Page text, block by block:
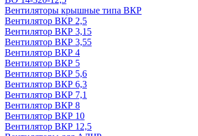
Вентиляторы крышные типа ВКР
Вентилятор ВКР 2,5
Вентилятор ВКР 3,15
Вентилятор ВКР 3,55
Вентилятор ВКР 4
Вентилятор ВКР 5
Вентилятор ВКР 5,6
Вентилятор ВКР 6,3
Вентилятор ВКР 7,1
Вентилятор ВКР 8
Вентилятор ВКР 10
Вентилятор ВКР 12,5